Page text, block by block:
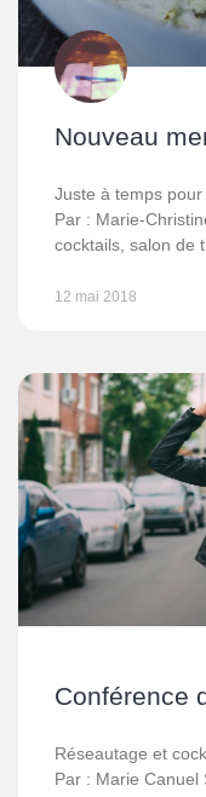
Nouveau
Juste à temps
Par : Marie-
cocktails, salon de
12 mai 2018
Conférence
Réseautage et
Par : Marie Canuel